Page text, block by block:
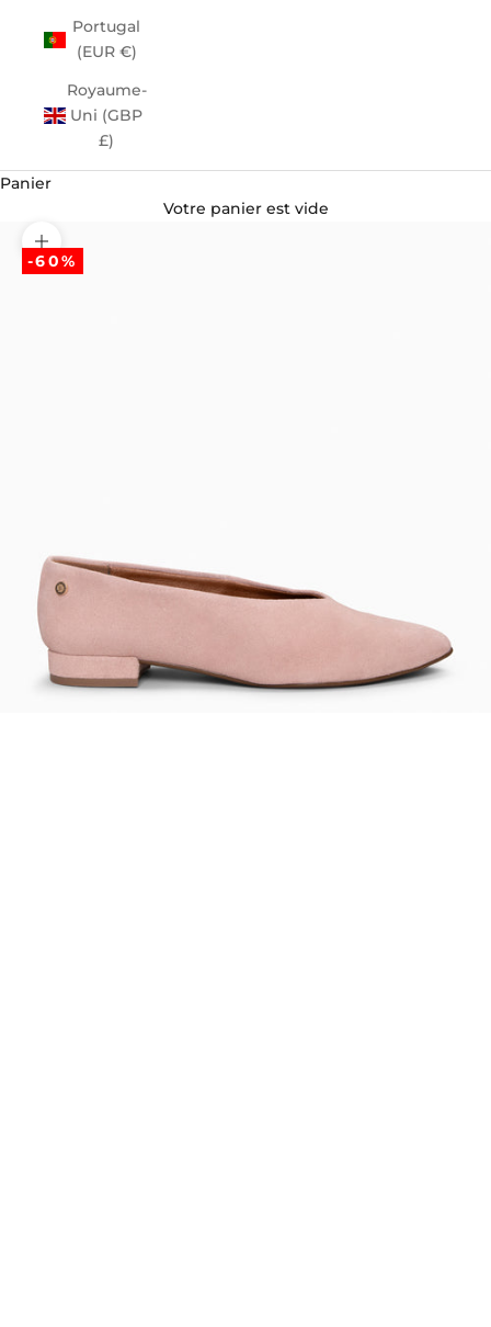
Portugal
(EUR €)
Royaume-
Uni (GBP
£)
Panier
Votre panier est vide
Zoomer sur l'image
-60%